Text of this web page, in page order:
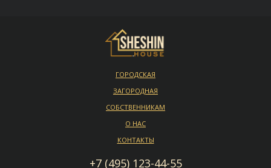
ГОРОДСКАЯ
ЗАГОРОДНАЯ
СОБСТВЕННИКАМ
О НАС
КОНТАКТЫ
+7 (495) 123-44-55